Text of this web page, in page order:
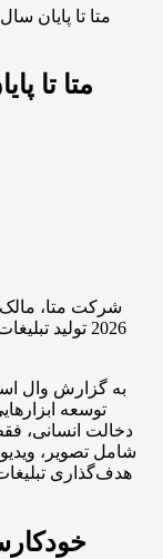
شرکت متا، مالک
2026 تولید
به گزارش وال
توسعه
دخالت انسانی،
شامل تصویر،
هدف‌گذاری